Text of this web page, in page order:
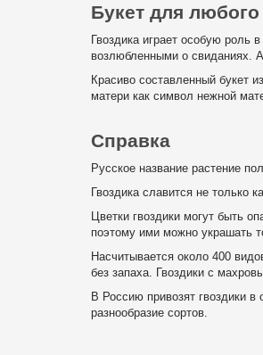
Букет для любого
Гвоздика играет особую роль
возлюбленными о свиданиях.
Красиво составленный букет
матери как символ нежной
Справка
Русское название растение
Гвоздика славится не только
Цветки гвоздики могут быть
поэтому ими можно украшать
Насчитывается около 400
без запаха. Гвоздики с
В Россию привозят гвоздики
разнообразие сортов.